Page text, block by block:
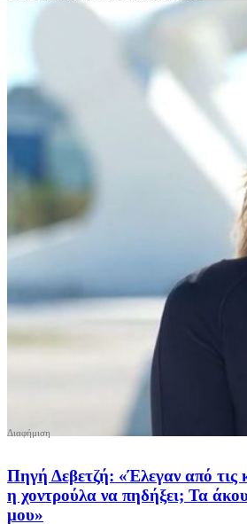
Πηγή Δεβετζή: «Έλεγαν από τις
η χοντρούλα να πηδήξει; Τα
μου»